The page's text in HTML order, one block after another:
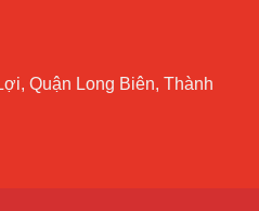
Quận Long Biên, Thành